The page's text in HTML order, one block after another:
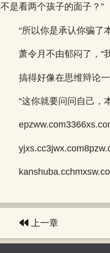
不是看两个孩子的面子？”
“所以你是承认你骗了
萧令月不由郁闷了，“
搞得好像在思维辩论
“这你就要问问自己，
上一章